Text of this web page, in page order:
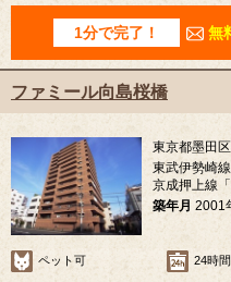
1分で完了！ 無
ファミール向島桜橋
東京都墨田
東武伊勢崎
京成押上線
築年月 2001
ペット可 24時